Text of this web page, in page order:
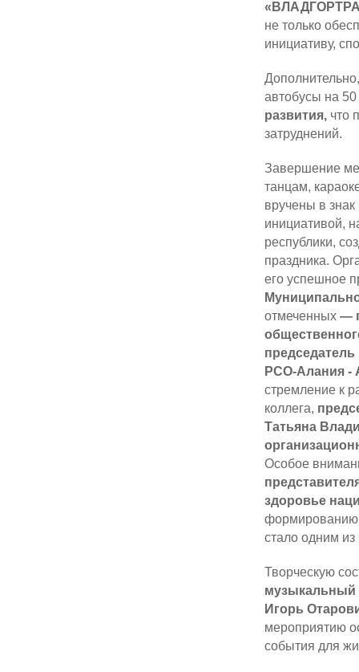
не только
инициативу,
автобусы на
развития, что
затруднений.
Завершение
танцам,
вручены в знак
инициативой,
республики,
праздника.
его успешное
отмеченных —
РСО-Алания -
стремление к
коллега,
Татьяна
Особое
здоровье
формированию
стало одним
Творческую
музыкальный
Игорь
мероприятию
события для